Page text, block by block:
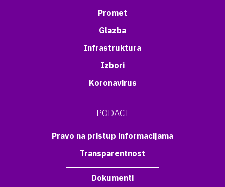
Promet
Glazba
Infrastruktura
Izbori
Koronavirus
PODACI
Pravo na pristup informacijama
Transparentnost
Dokumenti